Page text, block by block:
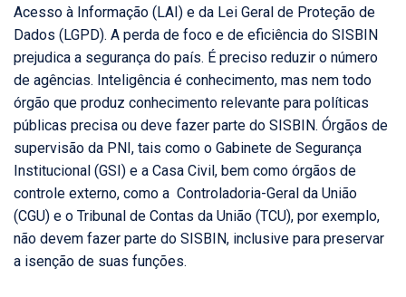
Acesso à Informação (LAI) e da Lei Geral de Proteção de
Dados (LGPD). A perda de foco e de eficiência do SISBIN
prejudica a segurança do país. É preciso reduzir o número
de agências. Inteligência é conhecimento, mas nem todo
órgão que produz conhecimento relevante para políticas
públicas precisa ou deve fazer parte do SISBIN. Órgãos de
supervisão da PNI, tais como o Gabinete de Segurança
Institucional (GSI) e a Casa Civil, bem como órgãos de
controle externo, como a Controladoria-Geral da União
(CGU) e o Tribunal de Contas da União (TCU), por exemplo,
não devem fazer parte do SISBIN, inclusive para preservar
a isenção de suas funções.